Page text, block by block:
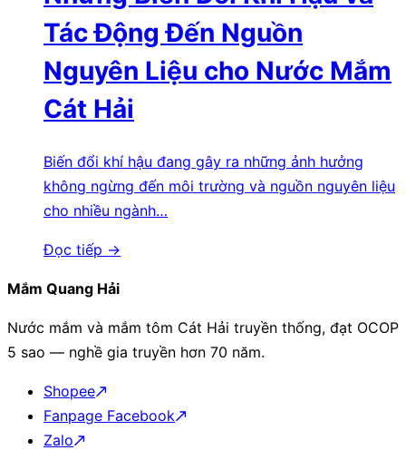
Tác Động Đến Nguồn
Nguyên Liệu cho Nước Mắm
Cát Hải
Biến đổi khí hậu đang gây ra những ảnh hưởng
không ngừng đến môi trường và nguồn nguyên liệu
cho nhiều ngành…
Đọc tiếp →
Mắm Quang Hải
Nước mắm và mắm tôm Cát Hải truyền thống, đạt OCOP
5 sao — nghề gia truyền hơn 70 năm.
Shopee
Fanpage Facebook
Zalo